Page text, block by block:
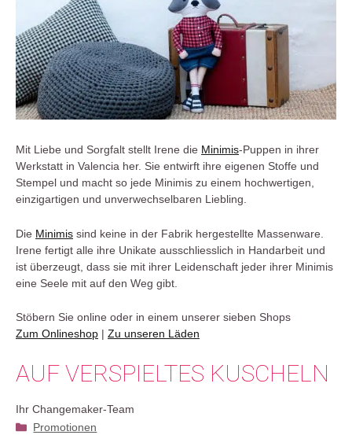
Mit Liebe und Sorgfalt stellt Irene die Minimis-Puppen in ihrer
Werkstatt in Valencia her. Sie entwirft ihre eigenen Stoffe und
Stempel und macht so jede Minimis zu einem hochwertigen,
einzigartigen und unverwechselbaren Liebling.
Die Minimis sind keine in der Fabrik hergestellte Massenware.
Irene fertigt alle ihre Unikate ausschliesslich in Handarbeit und
ist überzeugt, dass sie mit ihrer Leidenschaft jeder ihrer Minimis
eine Seele mit auf den Weg gibt.
Stöbern Sie online oder in einem unserer sieben Shops
Zum Onlineshop | Zu unseren Läden
AUF VERSPIELTES KUSCHELN
Ihr Changemaker-Team
Kategorien
Promotionen